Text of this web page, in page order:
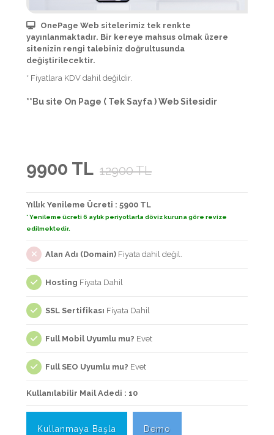
OnePage Web sitelerimiz tek renkte
yayınlanmaktadır. Bir kereye mahsus olmak üzere
sitenizin rengi talebiniz doğrultusunda
değiştirilecektir.
* Fiyatlara KDV dahil değildir.
**Bu site On Page ( Tek Sayfa ) Web Sitesidir
9900 TL 12900 TL
Yıllık Yenileme Ücreti : 5900 TL
* Yenileme ücreti 6 aylık periyotlarla döviz kuruna göre revize
edilmektedir.
Alan Adı (Domain) Fiyata dahil değil.
Hosting Fiyata Dahil
SSL Sertifikası Fiyata Dahil
Full Mobil Uyumlu mu? Evet
Full SEO Uyumlu mu? Evet
Kullanılabilir Mail Adedi : 10
Kullanmaya Başla Demo